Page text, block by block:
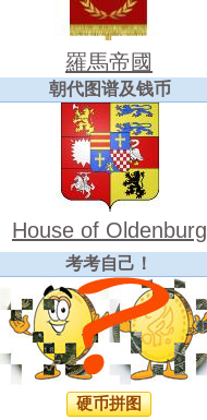
羅馬帝國
朝代图谱及钱币
House of Oldenburg
考考自己！
硬币拼图